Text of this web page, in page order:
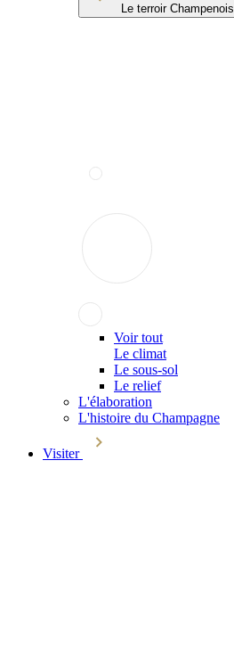
Le terroir Champenois
Voir tout
Le climat
Le sous-sol
Le relief
L'élaboration
L'histoire du Champagne
Visiter